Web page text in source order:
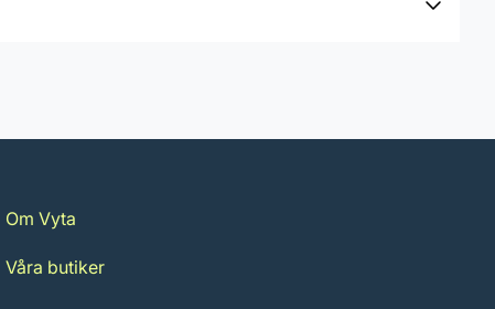
Om Vyta
Våra butiker